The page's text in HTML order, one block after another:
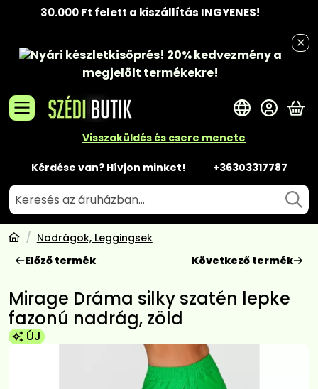
30.000 Ft felett a kiszállítás INGYENES!
Nyári készletkisöprés! 20% kedvezménya
megjelölt termékekre!
Visszaküldés és csere menete
Kérdése van? Hívjon minket! +36303317787
A
Nadrágok, Leggingsek
Előző termék
Következő termék
Mirage Dráma silky szatén lepke
fazonú nadrág, zöld
ÚJ